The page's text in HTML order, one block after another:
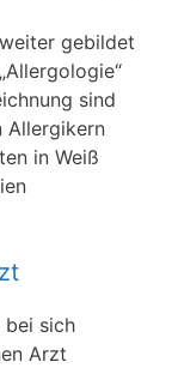
gebildet
sind
Allergikern
in Weiß
bei sich
Arzt